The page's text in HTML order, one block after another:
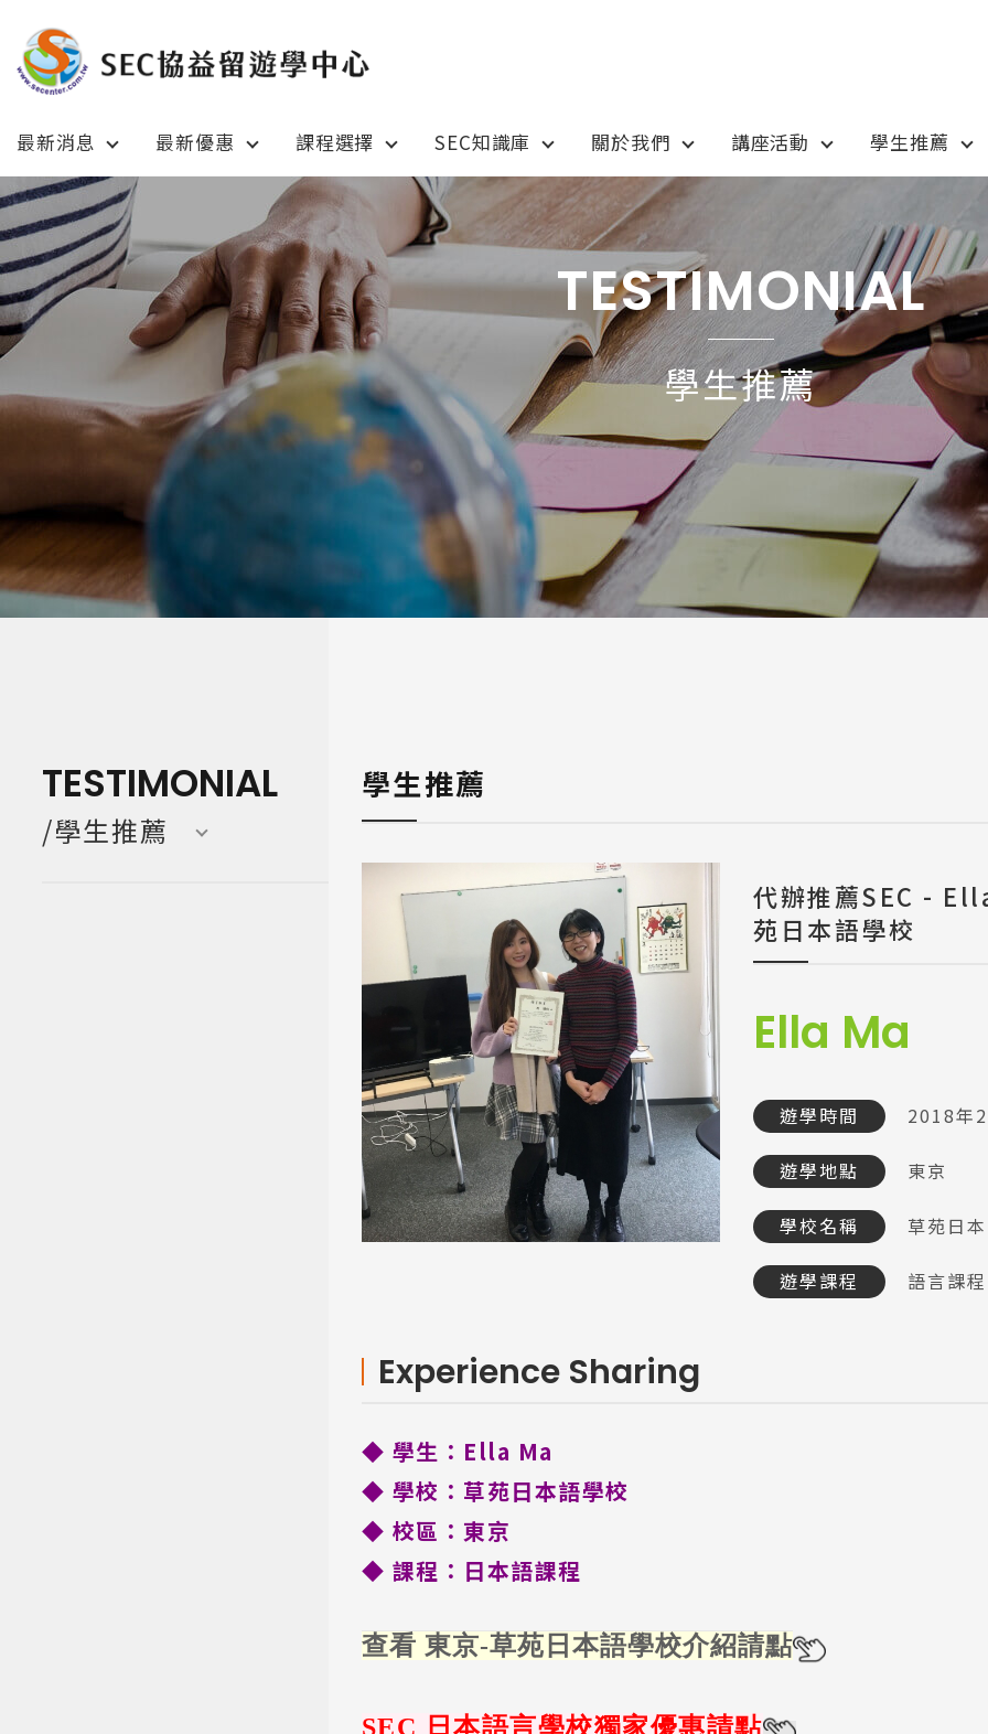
最新消息 最新優惠 課程選擇 SEC知識庫 關於我們 講座活動 學生推薦
Latest News 最新消息
綜合訊息
加拿大 Canada
日本 Japan
澳洲 Australia
英國 UK/愛爾蘭 Ireland
美國 USA
寒暑假遊學團 Camp
Promotion 最新優惠
加拿大 Canada
澳洲 Australia
英國 UK / 愛爾蘭IRELAND
美國 USA
紐西蘭 New Zealand
亞洲 Asia / 其他 Others
Program 課程選擇
語言學校
國高中小學校
專業技職｜海外工讀
寒暑假遊學團
學士碩士
TESTIMONIAL
學生推薦
TESTIMONIAL
/學生推薦
學生推薦
代辦推薦SEC -
苑日本語學校
Ella Ma
遊學時間 2018年
遊學地點 東京
學校名稱 草苑日
遊學課程 語言課程
Experience Sharing
◆ 學生：Ella Ma
◆ 學校：草苑日本語學校
◆ 校區 ：東京
◆ 課程 ：日本語課程
查看 東京-草苑日本語學校介紹請點
SEC 日本語言學校獨家優惠請點